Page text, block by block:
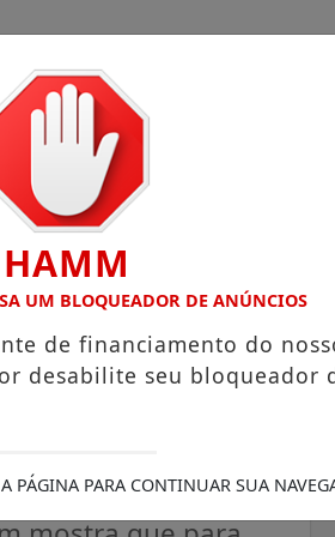
MUNICÍPIO RECEITA FEDERAL
que a de
HAMM
UM BLOQUEADOR DE ANÚNCIOS
de financiamento do
desabilite seu bloqueador
PÁGINA PARA CONTINUAR SUA